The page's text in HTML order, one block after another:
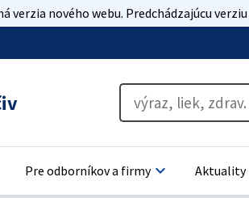
verzia nového webu. Predchádzajúcu
Pre odborníkov a firmykeyboard_arrow_down Aktuality